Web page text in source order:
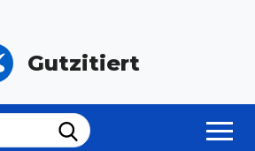
Gutzitiert